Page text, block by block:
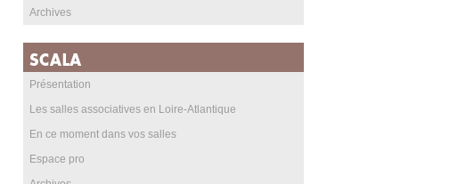
Archives
Présentation
Les salles associatives en Loire-Atlantique
En ce moment dans vos salles
Espace pro